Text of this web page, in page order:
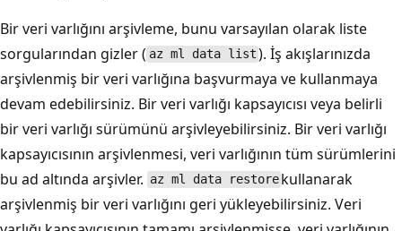
Bir veri varlığını arşivleme, bunu varsayılan olarak liste
sorgularından gizler ( az ml data list ). İş akışlarınızda
arşivlenmiş bir veri varlığına başvurmaya ve kullanmaya
devam edebilirsiniz. Bir veri varlığı kapsayıcısı veya belirli
bir veri varlığı sürümünü arşivleyebilirsiniz. Bir veri varlığı
kapsayıcısının arşivlenmesi, veri varlığının tüm sürümlerini
bu ad altında arşivler. az ml data restore kullanarak
arşivlenmiş bir veri varlığını geri yükleyebilirsiniz. Veri